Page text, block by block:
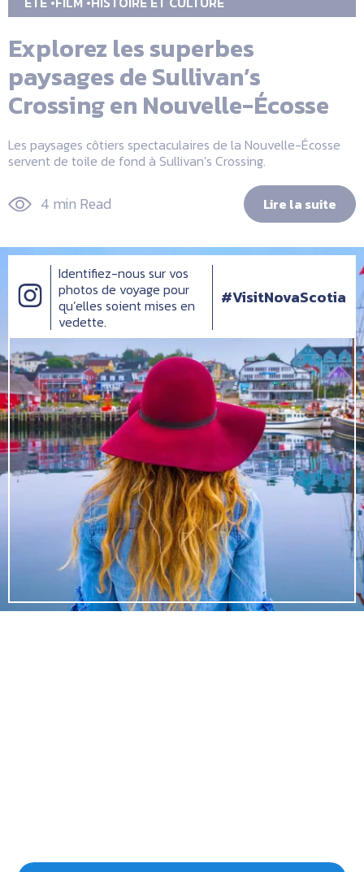
Explorez les superbes
paysages de Sullivan’s
Crossing en Nouvelle-Écosse
Les paysages côtiers spectaculaires de la Nouvelle-Écosse
servent de toile de fond à Sullivan’s Crossing.
4 min Read Lire la suite
Identifiez-nous sur vos
photos de voyage pour
qu’elles soient mises en
vedette.
#VisitNovaScotia